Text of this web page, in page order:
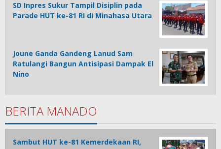
SD Inpres Sukur Tampil Disiplin pada
Parade HUT ke-81 RI di Minahasa Utara
Joune Ganda Gandeng Lanud Sam
Ratulangi Bangun Antisipasi Dampak El
Nino
BERITA MANADO
Sambut HUT ke-81 Kemerdekaan RI,